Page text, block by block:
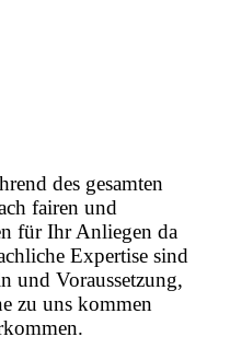
des gesamten
fairen und
für Ihr Anliegen da
Expertise sind
und Voraussetzung,
zu uns kommen